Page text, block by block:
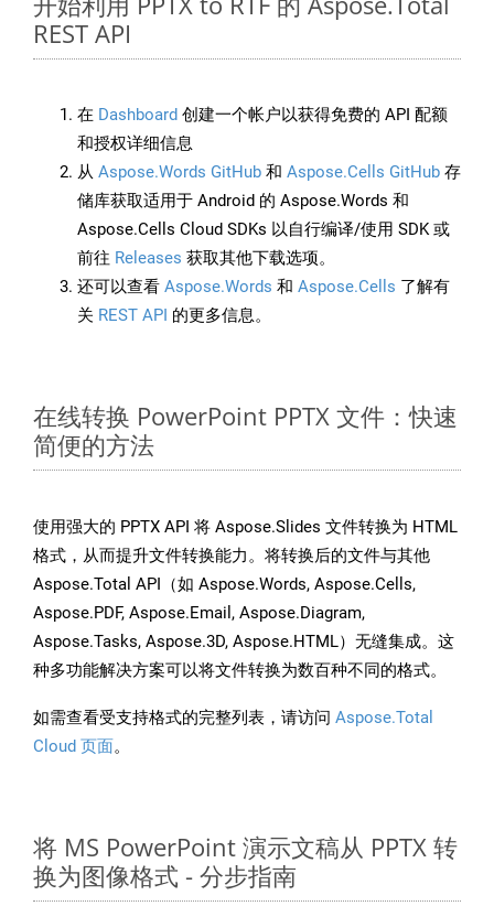
REST API
在 Dashboard 创建一个帐户以获得免费的 API 配额
和授权详细信息
从 Aspose.Words GitHub 和 Aspose.Cells GitHub 存
储库获取适用于 Android 的 Aspose.Words 和
Aspose.Cells Cloud SDKs 以自行编译/使用 SDK 或
前往 Releases 获取其他下载选项。
还可以查看 Aspose.Words 和 Aspose.Cells 了解有
关 REST API 的更多信息。
在线转换 PowerPoint PPTX 文件：快速
简便的方法
使用强大的 PPTX API 将 Aspose.Slides 文件转换为 HTML
格式，从而提升文件转换能力。将转换后的文件与其他
Aspose.Total API（如 Aspose.Words, Aspose.Cells,
Aspose.PDF, Aspose.Email, Aspose.Diagram,
Aspose.Tasks, Aspose.3D, Aspose.HTML）无缝集成。这
种多功能解决方案可以将文件转换为数百种不同的格式。
如需查看受支持格式的完整列表，请访问 Aspose.Total
Cloud 页面。
将 MS PowerPoint 演示文稿从 PPTX 转
换为图像格式 - 分步指南